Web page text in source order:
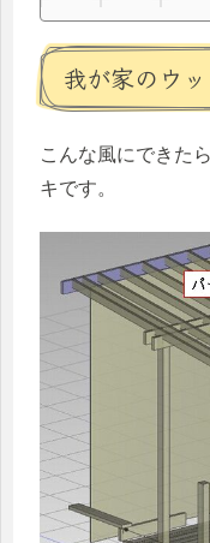
我が家のウ
こんな風にできた
キです。